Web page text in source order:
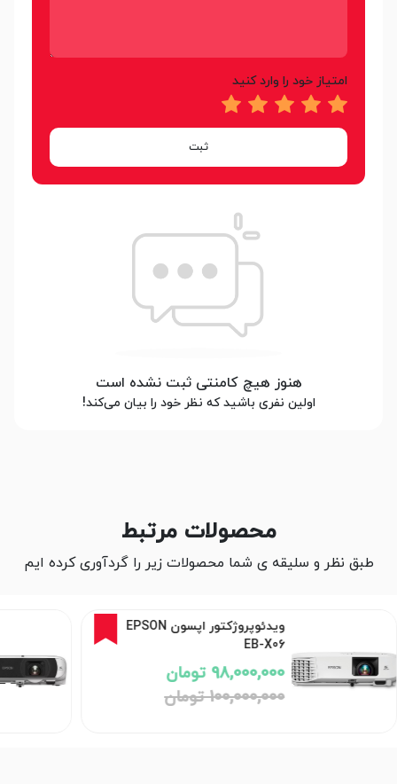
امتیاز خود را وارد کنید
ثبت
هنوز هیچ کامنتی ثبت نشده است
اولین نفری باشید که نظر خود را بیان می‌کند!
محصولات مرتبط
طبق نظر و سلیقه ی شما محصولات زیر را گردآوری کرده ایم
ویدئوپروژکتور اپسون EPSON
EB-X06
98,000,000 تومان
100,000,000 تومان